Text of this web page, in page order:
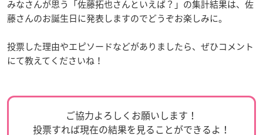
みなさんが思う「佐藤拓也さんといえば？」の集計結果は、佐
藤さんのお誕生日に発表しますのでどうぞお楽しみに。
投票した理由やエピソードなどがありましたら、ぜひコメント
にて教えてくださいね！
ご協力よろしくお願いします！
投票すれば現在の結果を見ることができるよ！